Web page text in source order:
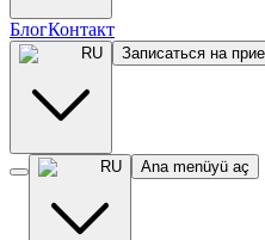
БлогКонтакт
RU Записаться на
RU Ana menüyü aç